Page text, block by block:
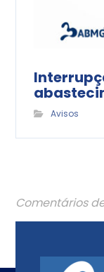
Avisos
Comentários